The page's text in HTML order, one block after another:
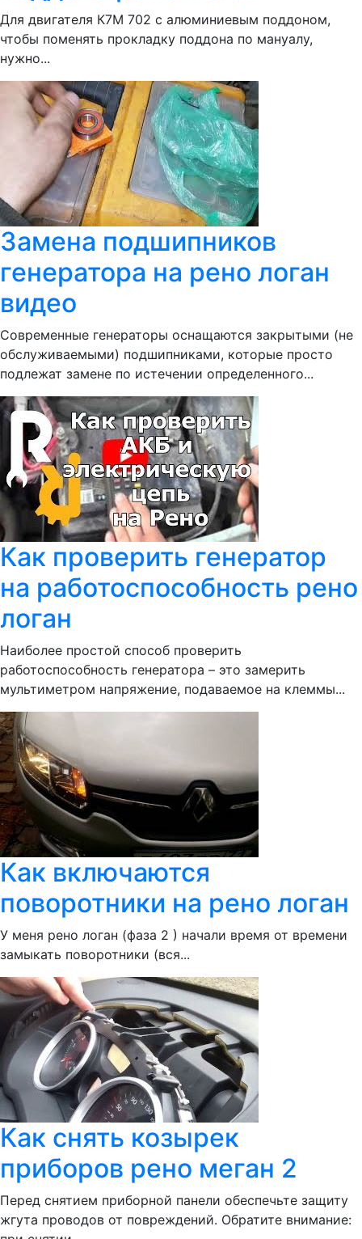
Для двигателя К7М 702 с алюминиевым поддоном,
чтобы поменять прокладку поддона по мануалу,
нужно...
Замена подшипников
генератора на рено логан
видео
Современные генераторы оснащаются закрытыми (не
обслуживаемыми) подшипниками, которые просто
подлежат замене по истечении определенного...
Как проверить генератор
на работоспособность рено
логан
Наиболее простой способ проверить
работоспособность генератора – это замерить
мультиметром напряжение, подаваемое на клеммы...
Как включаются
поворотники на рено логан
У меня рено логан (фаза 2 ) начали время от времени
замыкать поворотники (вся...
Как снять козырек
приборов рено меган 2
Перед снятием приборной панели обеспечьте защиту
жгута проводов от повреждений. Обратите внимание: